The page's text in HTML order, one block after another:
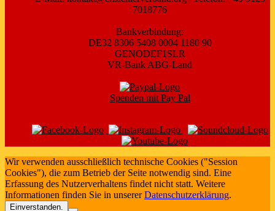
7018776
Bankverbindung:
DE32 8306 5408 0004 1180 90
GENODEF1SLR
VR-Bank ABG-Land
Spenden mit Pay Pal
Wir verwenden ausschließlich technische Cookies ("Session
Cookies"), die zum Betrieb der Seite notwendig sind. Eine
Erfassung des Nutzerverhaltens findet nicht statt. Weitere
Informationen finden Sie in unsererDatenschutzerklärung.
Einverstanden.